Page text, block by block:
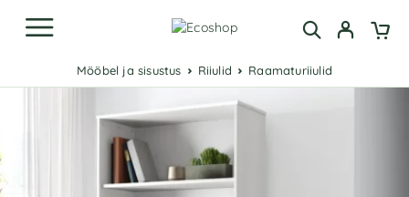
Mööbel ja sisustus Riiulid Raamaturiiulid